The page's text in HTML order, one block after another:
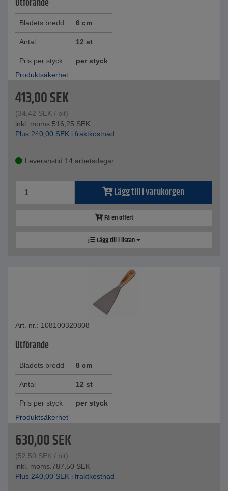
Utförande
Bladets bredd 6 cm
Antal 12 st
Pris per styck
per styck
Produktsäkerhet
413,00SEK
(34,42 SEK / bit)
inkl. moms.516,25 SEK
Plus 240,00 SEK i fraktkostnad
Leveranstid 14 arbetsdagar
Lägg till i varukorgen
Få en offert
Lägg till i listan
Art. nr.: 108100320808
Utförande
Bladets bredd 8 cm
Antal 12 st
Pris per styck
per styck
Produktsäkerhet
630,00SEK
(52,50 SEK / bit)
inkl. moms.787,50 SEK
Plus 240,00 SEK i fraktkostnad